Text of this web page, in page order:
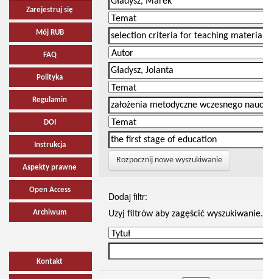
Zarejestruj się
Mój RUB
FAQ
Polityka
Regulamin
DOI
Instrukcja
Aspekty prawne
Open Access
Archiwum
Kontakt
Rozpocznij nowe wyszukiwanie
Dodaj filtr:
Uzyj filtrów aby zagęścić wyszukiwanie.